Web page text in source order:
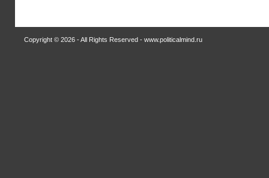
Copyright © 2026 - All Rights Reserved - www.politicalmind.ru